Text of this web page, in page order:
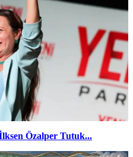
Özalper Tutuk...